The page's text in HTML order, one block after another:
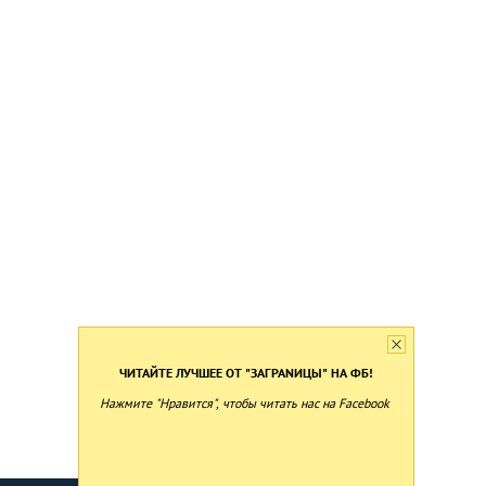
ЧИТАЙТЕ ЛУЧШЕЕ ОТ "ЗАГРАNИЦЫ" НА ФБ!
Нажмите "Нравится", чтобы читать нас на Facebook